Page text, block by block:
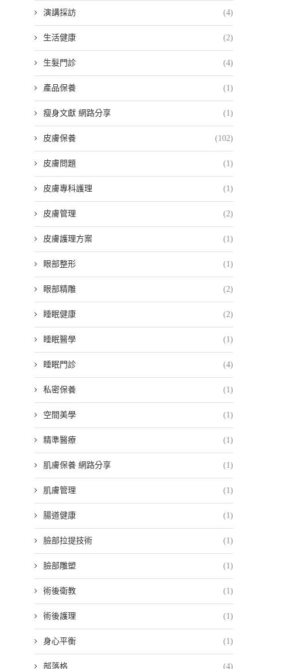
演講採訪 (4)
生活健康 (2)
生髮門診 (4)
產品保養 (1)
瘦身文獻 網路分享 (1)
皮膚保養 (102)
皮膚問題 (1)
皮膚專科護理 (1)
皮膚管理 (2)
皮膚護理方案 (1)
眼部整形 (1)
眼部精雕 (2)
睡眠健康 (2)
睡眠醫學 (1)
睡眠門診 (4)
私密保養 (1)
空間美學 (1)
精準醫療 (1)
肌膚保養 網路分享 (1)
肌膚管理 (1)
腸道健康 (1)
臉部拉提技術 (1)
臉部雕塑 (1)
術後衛教 (1)
術後護理 (1)
身心平衡 (1)
部落格 (4)